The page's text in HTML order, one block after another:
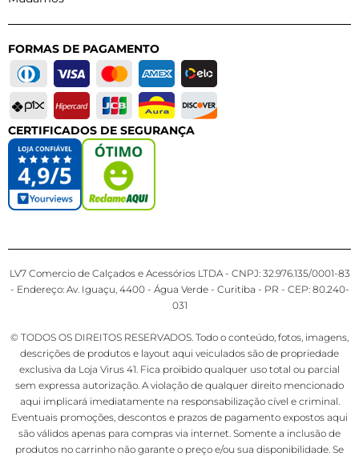
FORMAS DE PAGAMENTO
CERTIFICADOS DE SEGURANÇA
LV7 Comercio de Calçados e Acessórios LTDA - CNPJ: 32.976.135/0001-83
- Endereço: Av. Iguaçu, 4400 - Água Verde - Curitiba - PR - CEP: 80.240-
031
© TODOS OS DIREITOS RESERVADOS. Todo o conteúdo, fotos, imagens,
descrições de produtos e layout aqui veiculados são de propriedade
exclusiva da Loja Virus 41. Fica proibido qualquer uso total ou parcial
sem expressa autorização. A violação de qualquer direito mencionado
aqui implicará imediatamente na responsabilização cível e criminal.
Eventuais promoções, descontos e prazos de pagamento expostos aqui
são válidos apenas para compras via internet. Somente a inclusão de
produtos no carrinho não garante o preço e/ou sua disponibilidade. Se